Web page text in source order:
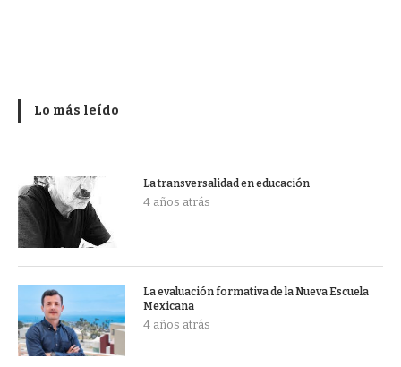
Lo más leído
La transversalidad en educación
4 años atrás
La evaluación formativa de la Nueva Escuela
Mexicana
4 años atrás